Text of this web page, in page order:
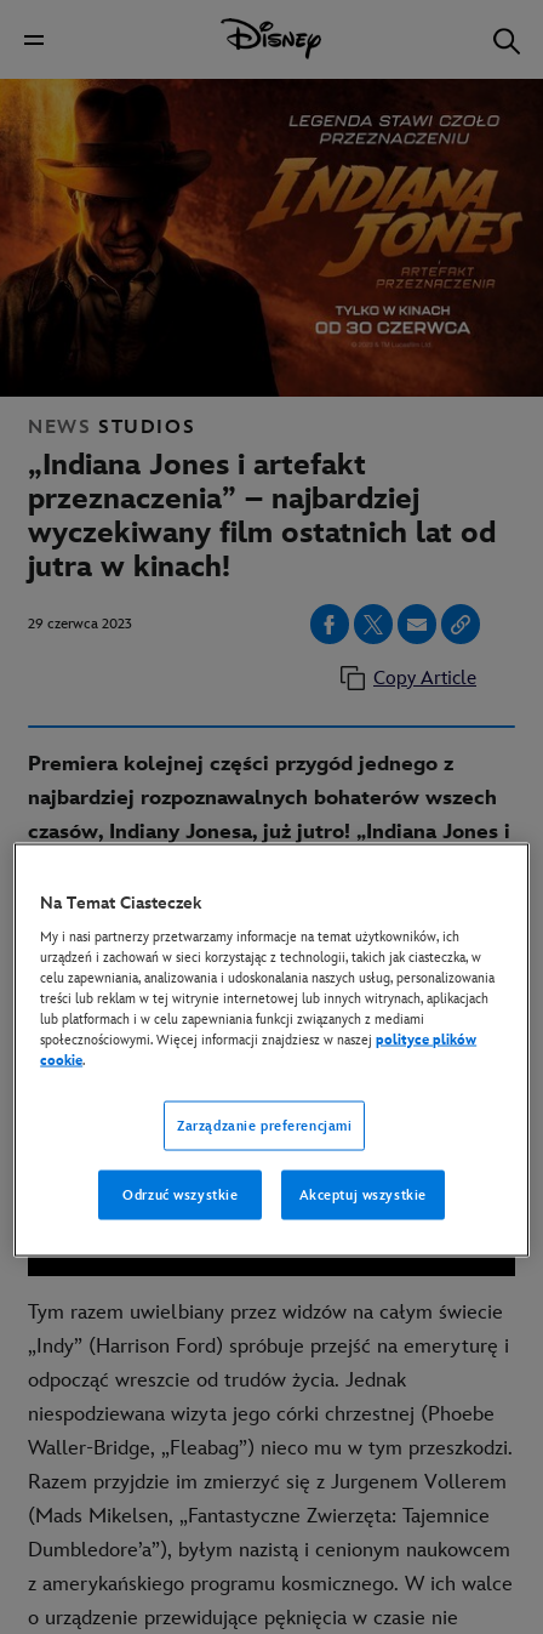
NEWS STUDIOS
„Indiana Jones i artefakt
przeznaczenia” – najbardziej
wyczekiwany film ostatnich lat od
jutra w kinach!
29 czerwca 2023
Copy Article
Premiera kolejnej części przygód jednego z
najbardziej rozpoznawalnych bohaterów wszech
czasów, Indiany Jonesa, już jutro! „Indiana Jones i
Jamesa Mangolda, to piąty film z serii z
niezastąpionym Harrisonem Fordem jako
tytułowym poszukiwaczem przygód.
Tym razem uwielbiany przez widzów na całym świecie
„Indy” (Harrison Ford) spróbuje przejść na emeryturę i
odpocząć wreszcie od trudów życia. Jednak
niespodziewana wizyta jego córki chrzestnej (Phoebe
Waller-Bridge, „Fleabag”) nieco mu w tym przeszkodzi.
Razem przyjdzie im zmierzyć się z Jurgenem Vollerem
(Mads Mikelsen, „Fantastyczne Zwierzęta: Tajemnice
Dumbledore’a”), byłym nazistą i cenionym naukowcem
z amerykańskiego programu kosmicznego. W ich walce
o urządzenie przewidujące pęknięcia w czasie nie
Na Temat Ciasteczek
My i nasi partnerzy przetwarzamy informacje na temat użytkowników, ich
urządzeń i zachowań w sieci korzystając z technologii, takich jak ciasteczka, w
celu zapewniania, analizowania i udoskonalania naszych usług, personalizowania
treści lub reklam w tej witrynie internetowej lub innych witrynach, aplikacjach
lub platformach i w celu zapewniania funkcji związanych z mediami
społecznościowymi. Więcej informacji znajdziesz w naszejpolityce plików
cookie.
Zarządzanie preferencjami
Odrzuć wszystkie Akceptuj wszystkie